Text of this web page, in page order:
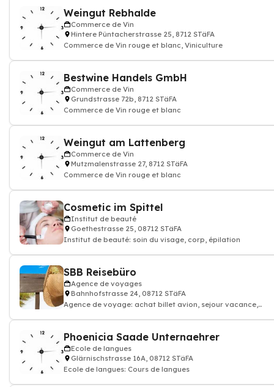
Weingut Rebhalde
Commerce de Vin
Hintere Püntacherstrasse 25, 8712 STäFA
Commerce de Vin rouge et blanc, Viniculture
Bestwine Handels GmbH
Commerce de Vin
Grundstrasse 72b, 8712 STäFA
Commerce de Vin rouge et blanc
Weingut am Lattenberg
Commerce de Vin
Mutzmalenstrasse 27, 8712 STäFA
Commerce de Vin rouge et blanc
Cosmetic im Spittel
Institut de beauté
Goethestrasse 25, 08712 STäFA
Institut de beauté: soin du visage, corp, épilation
SBB Reisebüro
Agence de voyages
Bahnhofstrasse 24, 08712 STäFA
Agence de voyage: achat billet avion, sejour vacance,
Phoenicia Saade Unternaehrer
Ecole de langues
Glärnischstrasse 16A, 08712 STäFA
Ecole de langues: Cours de langues